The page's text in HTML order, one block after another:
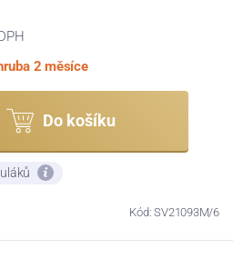
2 měsíce
Do košíku
Kód: SV21093M/6